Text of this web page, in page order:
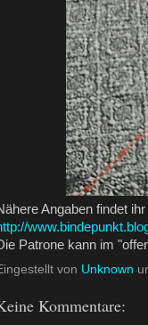
Angaben findet ihr
Patrone kann im
von Unknown
Kommentare: